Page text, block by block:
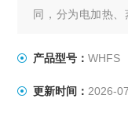
同，分为电加热
自吸式、框式。其
产品型号：WHFS
更新时间： 2026-